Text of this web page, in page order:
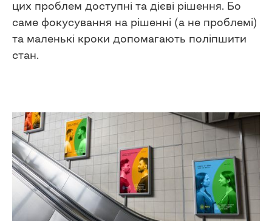
цих проблем доступні та дієві рішення. Бо
саме фокусування на рішенні (а не проблемі)
та маленькі кроки допомагають поліпшити
стан.